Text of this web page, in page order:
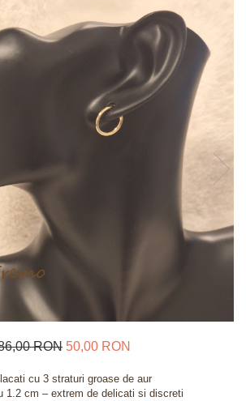
cu aur
RON 50,00 RON
cu 3 straturi groase de aur
1.2 cm – extrem de delicati si discreti